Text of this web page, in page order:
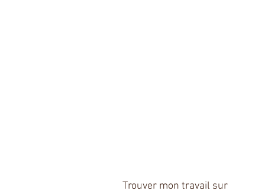
Trouver mon travail sur